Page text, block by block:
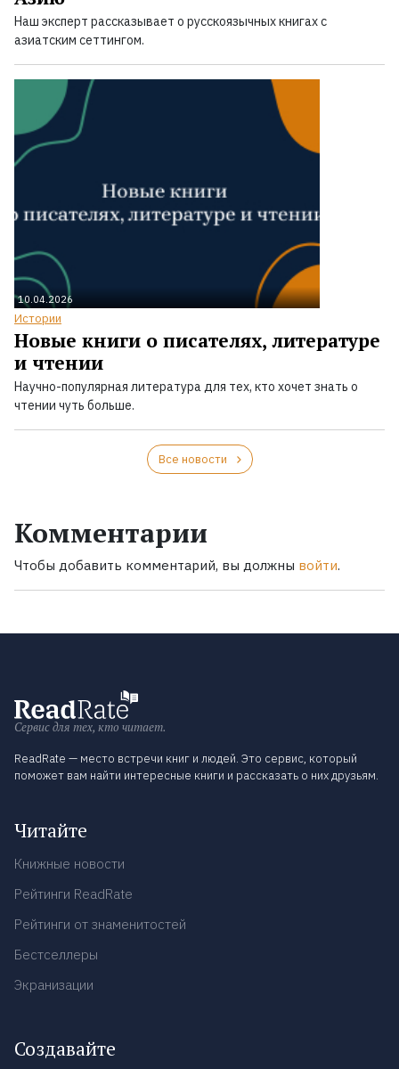
Наш эксперт рассказывает о русскоязычных книгах с
азиатским сеттингом.
10.04.2026
Истории
Новые книги о писателях, литературе
и чтении
Научно-популярная литература для тех, кто хочет знать о
чтении чуть больше.
Все новости
Комментарии
Чтобы добавить комментарий, вы должны войти.
Сервис для тех, кто читает.
ReadRate — место встречи книг и людей. Это сервис, который
поможет вам найти интересные книги и рассказать о них друзьям.
Читайте
Книжные новости
Рейтинги ReadRate
Рейтинги от знаменитостей
Бестселлеры
Экранизации
Создавайте